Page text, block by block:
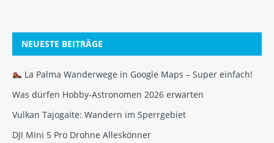
NEUESTE BEITRÄGE
La Palma Wanderwege in Google Maps – Super einfach!
Was dürfen Hobby-Astronomen 2026 erwarten
Vulkan Tajogaite: Wandern im Sperrgebiet
DJI Mini 5 Pro Drohne Alleskönner